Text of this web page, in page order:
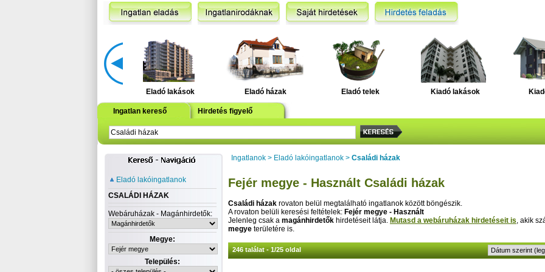
Eladó lakások Eladó házak Eladó telek Kiadó lakások
Ingatlan kereső Hirdetés figyelő
Eladó lakóingatlanok
CSALÁDI HÁZAK
Webáruházak - Magánhirdetők:
Megye:
Település:
Ingatlanok > Eladó lakóingatlanok > Családi házak
Fejér megye - Használt Családi házak
Családi házak rovaton belül megtalálható ingatlanok között böngészik.
A rovaton belüli keresési feltételek: Fejér megye - Használt
Jelenleg csak a magánhirdetők hirdetéseit látja. Mutasd a webáruházak hirdetéseit is, akik
megye területére is.
246 találat - 1/25 oldal